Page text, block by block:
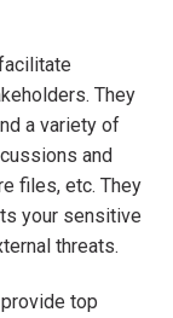
They
a variety of
and
files, etc. They
your sensitive
threats.
top